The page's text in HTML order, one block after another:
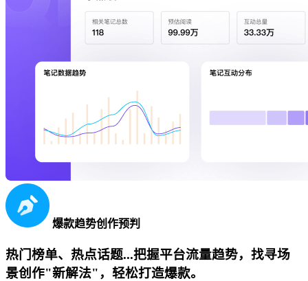
爆款趋势创作预判
热门榜单、热点话题...把握平台流量趋势，找寻场
景创作"新解法"，轻松打造爆款。